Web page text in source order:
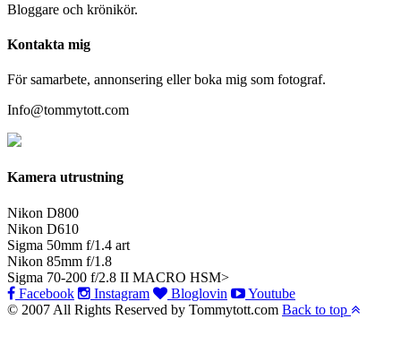
Bloggare och krönikör.
Kontakta mig
För samarbete, annonsering eller boka mig som fotograf.
Info@tommytott.com
Kamera utrustning
Nikon D800
Nikon D610
Sigma 50mm f/1.4 art
Nikon 85mm f/1.8
Sigma 70-200 f/2.8 II MACRO HSM>
Facebook
Instagram Bloglovin
Youtube
© 2007 All Rights Reserved by Tommytott.com Back to top